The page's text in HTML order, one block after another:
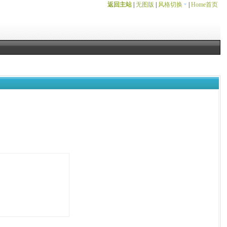
返回主站| 无图版 风格切换 Home首页